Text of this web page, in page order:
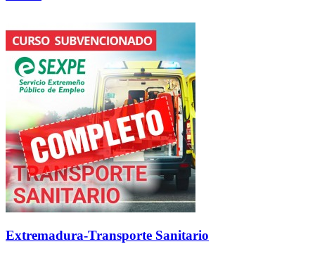
Extremadura-Transporte Sanitario